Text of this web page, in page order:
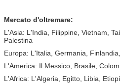
Mercato d'oltremare:
L'Asia: L'India, Filippine, Vietnam,
Palestina
Europa: L'Italia, Germania,
L'America: Il Messico, Brasile,
L'Africa: L'Algeria, Egitto, Libia,